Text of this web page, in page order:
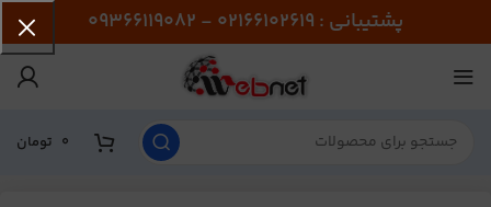
پشتیبانی : 02166102619 - 09366119082
0 تومان